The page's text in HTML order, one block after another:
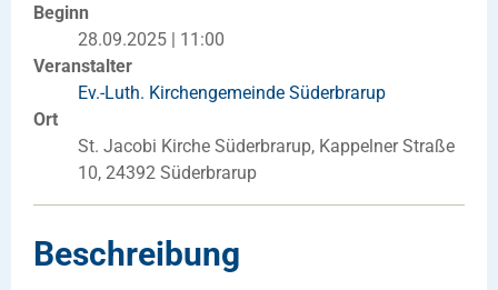
Beginn
28.09.2025 | 11:00
Veranstalter
Ev.-Luth. Kirchengemeinde Süderbrarup
Ort
St. Jacobi Kirche Süderbrarup, Kappelner Straße
10, 24392 Süderbrarup
Beschreibung